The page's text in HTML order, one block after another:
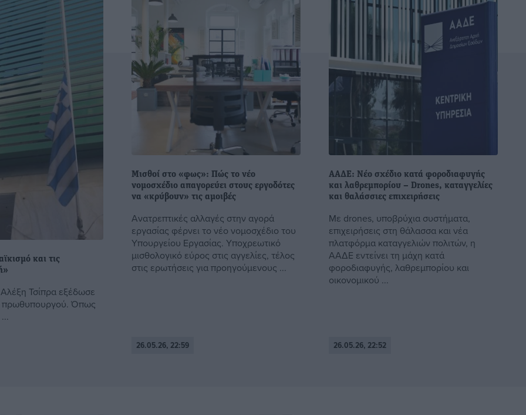
και τις
Τσίπρα εξέδωσε
πρωθυπουργού. Όπως
Μισθοί στο «φως»: Πώς το νέο
νομοσχέδιο απαγορεύει στους εργοδότες
να «κρύβουν» τις αμοιβές
Ανατρεπτικές αλλαγές στην αγορά
εργασίας φέρνει το νέο νομοσχέδιο του
Υπουργείου Εργασίας. Υποχρεωτικό
μισθολογικό εύρος στις αγγελίες, τέλος
στις ερωτήσεις για προηγούμενους ...
26.05.26, 22:59
ΑΑΔΕ: Νέο σχέδιο κατά φοροδιαφυγής
και λαθρεμπορίου – Drones, καταγγελίες
και θαλάσσιες επιχειρήσεις
Με drones, υποβρύχια συστήματα,
επιχειρήσεις στη θάλασσα και νέα
πλατφόρμα καταγγελιών πολιτών, η
ΑΑΔΕ εντείνει τη μάχη κατά
φοροδιαφυγής, λαθρεμπορίου και
οικονομικού ...
26.05.26, 22:52